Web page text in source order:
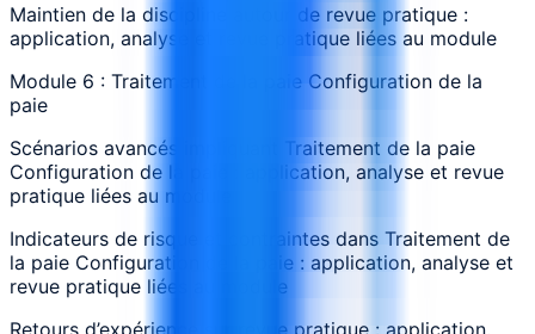
Maintien de la discipline autour de revue pratique :
application, analyse et revue pratique liées au module
Module 6 : Traitement de la paie Configuration de la
paie
Scénarios avancés impliquant Traitement de la paie
Configuration de la paie : application, analyse et revue
pratique liées au module
Indicateurs de risque et contraintes dans Traitement de
la paie Configuration de la paie : application, analyse et
revue pratique liées au module
Retours d’expérience sur revue pratique : application,